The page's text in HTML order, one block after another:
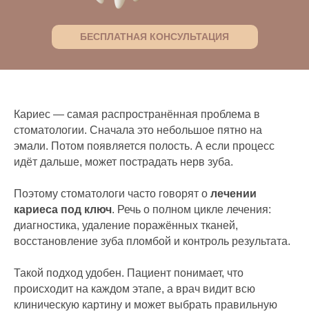
БЕСПЛАТНАЯ КОНСУЛЬТАЦИЯ
Кариес — самая распространённая проблема в
стоматологии. Сначала это небольшое пятно на
эмали. Потом появляется полость. А если процесс
идёт дальше, может пострадать нерв зуба.
Поэтому стоматологи часто говорят о лечении
кариеса под ключ. Речь о полном цикле лечения:
диагностика, удаление поражённых тканей,
восстановление зуба пломбой и контроль результата.
Такой подход удобен. Пациент понимает, что
происходит на каждом этапе, а врач видит всю
клиническую картину и может выбрать правильную